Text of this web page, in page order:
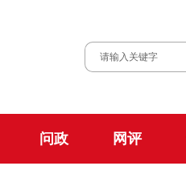
问政 网评